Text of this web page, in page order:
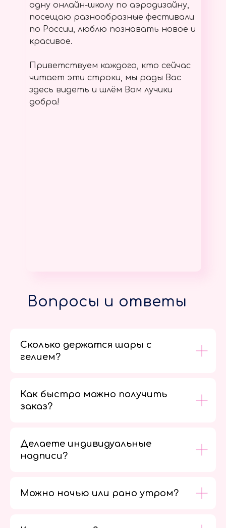
одну онлайн-школу по аэродизайну,
посещаю разнообразные фестивали
по России, люблю познавать новое и
красивое.
Приветствуем каждого, кто сейчас
читает эти строки, мы рады Вас
здесь видеть и шлём Вам лучики
добра!
Вопросы и ответы
Сколько держатся шары с
гелием?
Как быстро можно получить
заказ?
Делаете индивидуальные
надписи?
Можно ночью или рано утром?